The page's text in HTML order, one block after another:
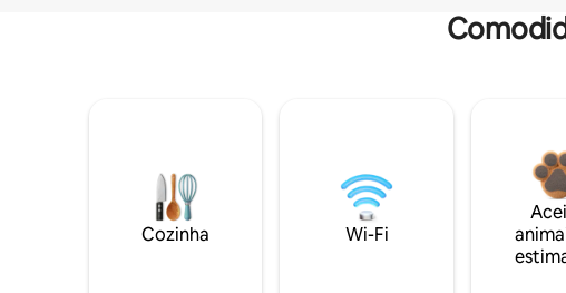
Cozinha Wi-Fi